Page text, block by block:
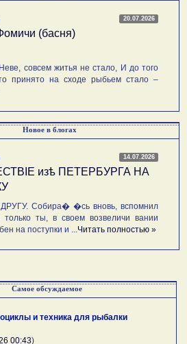
20.07.2026
(басня)
совсем житья не стало, И до того
принято на сходе рыбьем стало –
Новое в блогах
14.07.2026
изѣ ПЕТЕРБУРГА НА
Собира� �сь вновь, вспомнил
ты, в своем возвеличи вании
на поступки и ...Читать полностью »
Самое обсуждаемое
и техника для рыбалки
00:43)